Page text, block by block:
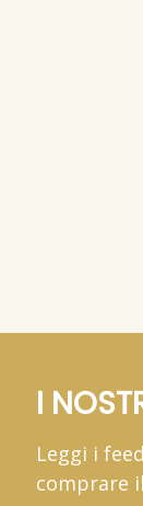
I
Leggi i
comprare